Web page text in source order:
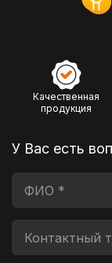
Качественная
продукция
У Вас есть